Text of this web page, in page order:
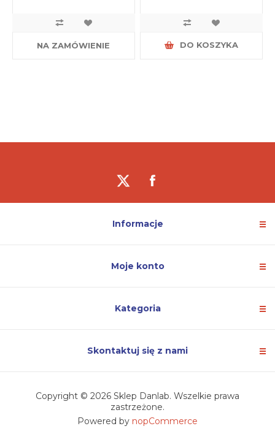
NA ZAMÓWIENIE DO KOSZYKA
Informacje
Moje konto
Kategoria
Skontaktuj się z nami
Copyright © 2026 Sklep Danlab. Wszelkie prawa
zastrzeżone.
Powered by nopCommerce